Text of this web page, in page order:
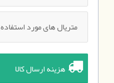
متریال های مورد استفاده
هزینه ارسال کالا